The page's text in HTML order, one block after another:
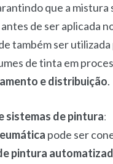
que a mistura
de ser aplicada
também ser
de tinta em
e distribuição.
sistemas de pintura:
pode ser
pintura